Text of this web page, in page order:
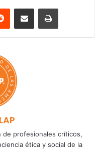
Reddit Share via Email Print
de profesionales críticos,
ética y social de la